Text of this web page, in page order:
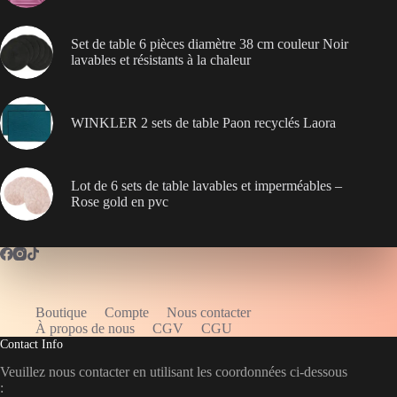
Set de table 6 pièces diamètre 38 cm couleur Noir
lavables et résistants à la chaleur
WINKLER 2 sets de table Paon recyclés Laora
Lot de 6 sets de table lavables et imperméables –
Rose gold en pvc
Boutique Compte
Nous contacter
À propos de nous
CGV CGU
Contact Info
Veuillez nous contacter en utilisant les coordonnées ci-dessous
:
WELCOME5